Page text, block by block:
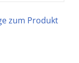
zum Produkt